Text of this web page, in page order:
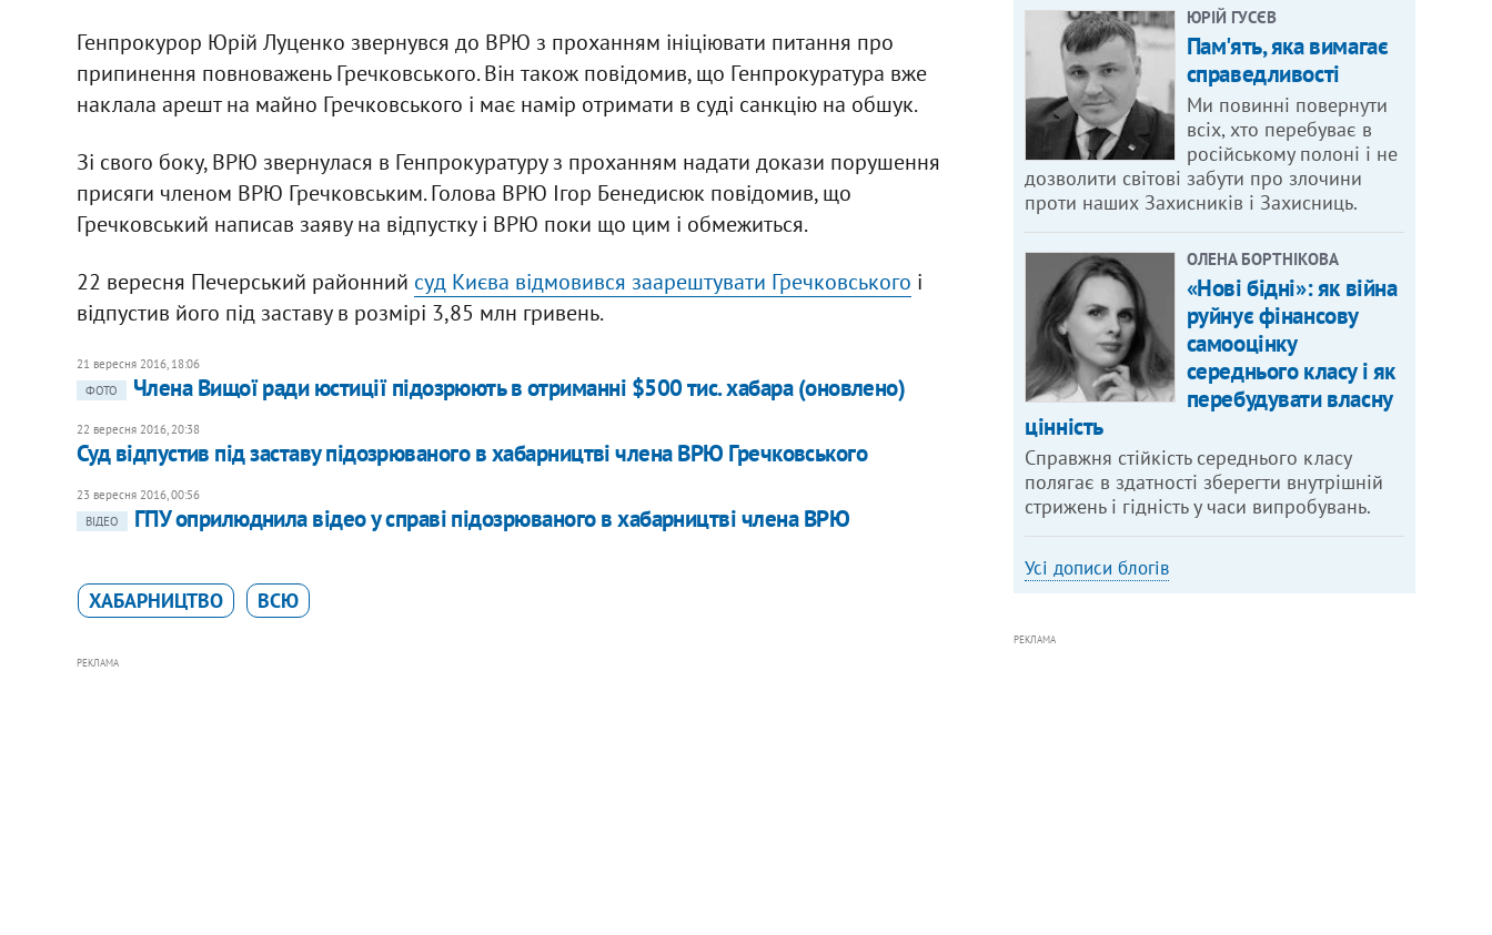
Генпрокурор Юрій Луценко звернувся до ВРЮ з проханням ініціювати питання про
припинення повноважень Гречковського. Він також повідомив, що Генпрокуратура вже
наклала арешт на майно Гречковського і має намір отримати в суді санкцію на обшук.
Зі свого боку, ВРЮ звернулася в Генпрокуратуру з проханням надати докази порушення
присяги членом ВРЮ Гречковським. Голова ВРЮ Ігор Бенедисюк повідомив, що
Гречковський написав заяву на відпустку і ВРЮ поки що цим і обмежиться.
22 вересня Печерський районний суд Києва відмовився заарештувати Гречковського і
відпустив його під заставу в розмірі 3,85 млн гривень.
21 вересня 2016, 18:06
ФОТО
Члена Вищої ради юстиції підозрюють в отриманні $500 тис. хабара (оновлено)
22 вересня 2016, 20:38
Суд відпустив під заставу підозрюваного в хабарництві члена ВРЮ Гречковського
23 вересня 2016, 00:56
ВІДЕО
ГПУ оприлюднила відео у справі підозрюваного в хабарництві члена ВРЮ
ХАБАРНИЦТВО ВСЮ
РЕКЛАМА
ЮРІЙ ГУСЄВ
Пам'ять, яка вимагає
справедливості
Ми повинні повернути
всіх, хто перебуває в
російському полоні і не
дозволити світові забути про злочини
проти наших Захисників і Захисниць.
ОЛЕНА БОРТНІКОВА
«Нові бідні»: як війна
руйнує фінансову
самооцінку
середнього класу і як
перебудувати власну
цінність
Справжня стійкість середнього класу
полягає в здатності зберегти внутрішній
стрижень і гідність у часи випробувань.
Усі дописи блогів
РЕКЛАМА